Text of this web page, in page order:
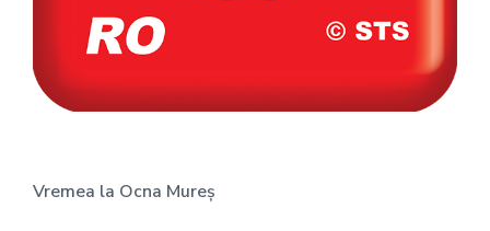
Vremea la Ocna Mureș